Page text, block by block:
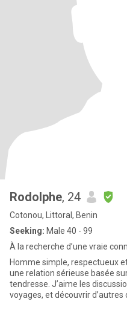
Rodolphe, 24
Cotonou, Littoral, Benin
Seeking: Male 40 - 99
À la recherche d’une vraie
Homme simple, respectueux
une relation sérieuse basée
tendresse. J’aime les
voyages, et découvrir